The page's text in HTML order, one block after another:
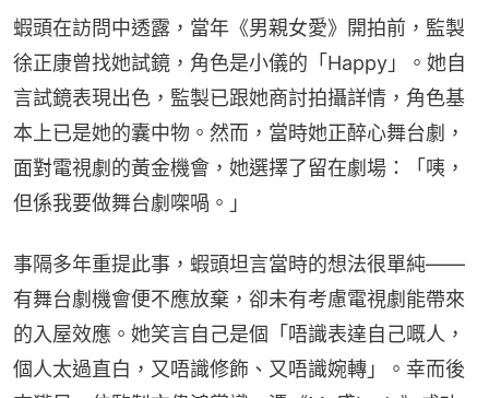
蝦頭在訪問中透露，當年《男親女愛》開拍前，監製
徐正康曾找她試鏡，角色是小儀的「Happy」。她自
言試鏡表現出色，監製已跟她商討拍攝詳情，角色基
本上已是她的囊中物。然而，當時她正醉心舞台劇，
面對電視劇的黃金機會，她選擇了留在劇場：「咦，
但係我要做舞台劇㗎喎。」
事隔多年重提此事，蝦頭坦言當時的想法很單純——
有舞台劇機會便不應放棄，卻未有考慮電視劇能帶來
的入屋效應。她笑言自己是個「唔識表達自己嘅人，
個人太過直白，又唔識修飾、又唔識婉轉」。幸而後